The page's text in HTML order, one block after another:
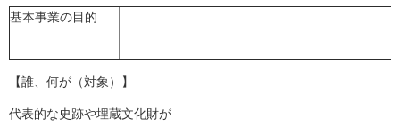
基本事業の目的
【誰、何が（対象）】
代表的な史跡や埋蔵文化財が